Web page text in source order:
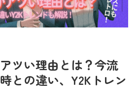
ツい理由とは？今流
との違い、Y2Kトレン